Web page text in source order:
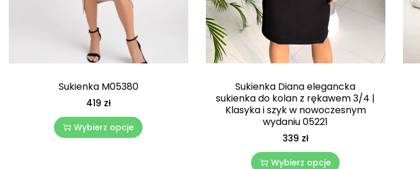
Sukienka M05380
419 zł
Wybierz opcje
Sukienka Diana elegancka
sukienka do kolan z rękawem 3/4 |
Klasyka i szyk w nowoczesnym
wydaniu 05221
339 zł
Wybierz opcje